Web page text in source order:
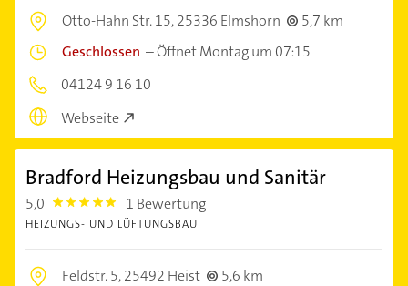
Otto-Hahn Str. 15,25336 Elmshorn
5,7 km
Geschlossen –Öffnet Montag um 07:15
04124 9 16 10
Webseite
Bradford Heizungsbau und Sanitär
5,0 5.0 1 Bewertung
HEIZUNGS- UND LÜFTUNGSBAU
Feldstr. 5,25492 Heist 5,6 km